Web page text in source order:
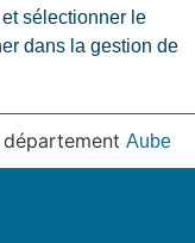
et sélectionner le
dans la gestion de
Aube